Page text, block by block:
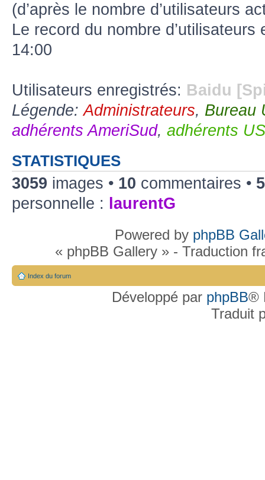
(d’après le nombre d’utilisateurs
Le record du nombre
14:00
Utilisateurs enregistrés: Baidu
Légende:Administrateurs, Bureau
adhérents AmeriSud, adhérents
STATISTIQUES
3059 images • 10 commentaires •
personnelle :
laurentG
Powered by phpBB
« phpBB Gallery » - Traduction
Index du forum
Développé par phpBB®
Traduit